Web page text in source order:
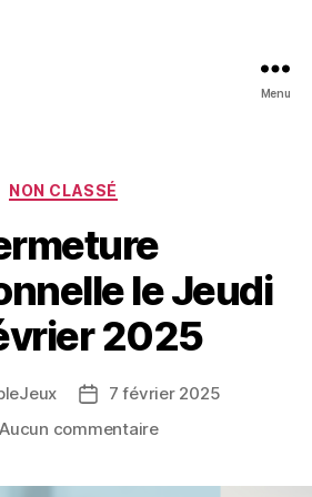
Menu
Catégories
NON CLASSÉ
le Jeudi
2025
Date7 février 2025
Aucun commentairesur